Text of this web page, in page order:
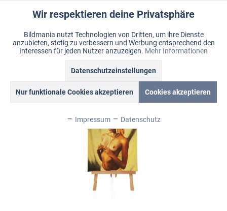
Warenkorb
Merkzettel Mein Konto
Menü
Ölbild "Abiba"
Funktionale Aktiv
Marketing Inaktiv
Inaktiv
Wir respektieren deine Privatsphäre
Bildmania nutzt Technologien von Dritten, um ihre Dienste
anzubieten, stetig zu verbessern und Werbung entsprechend den
Interessen für jeden Nutzer anzuzeigen. Mehr Informationen
Datenschutzeinstellungen
Nur funktionale Cookies akzeptieren Cookies akzeptieren
Impressum Datenschutz